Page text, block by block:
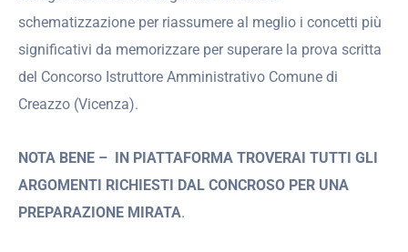
schematizzazione per riassumere al meglio i concetti più
significativi da memorizzare per superare la prova scritta
del Concorso Istruttore Amministrativo Comune di
Creazzo (Vicenza).
NOTA BENE – IN PIATTAFORMA TROVERAI TUTTI GLI
ARGOMENTI RICHIESTI DAL CONCROSO PER UNA
PREPARAZIONE MIRATA.